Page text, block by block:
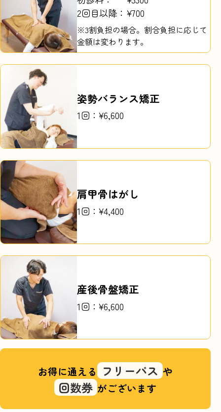
2回目以降： ¥700
※3割負担の場合。割合負担に応じて
金額は変わります。
姿勢バランス矯正
1回：¥6,600
肩甲骨はがし
1回：¥4,400
産後骨盤矯正
1回：¥6,600
お得に通える フリーパス や
回数券 がございます